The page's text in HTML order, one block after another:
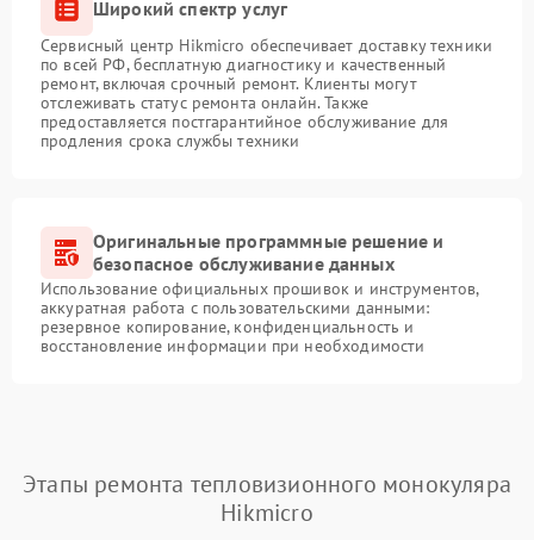
Широкий спектр услуг
Сервисный центр Hikmicro обеспечивает доставку техники
по всей РФ, бесплатную диагностику и качественный
ремонт, включая срочный ремонт. Клиенты могут
отслеживать статус ремонта онлайн. Также
предоставляется постгарантийное обслуживание для
продления срока службы техники
Оригинальные программные решение и
безопасное обслуживание данных
Использование официальных прошивок и инструментов,
аккуратная работа с пользовательскими данными:
резервное копирование, конфиденциальность и
восстановление информации при необходимости
Этапы ремонта тепловизионного монокуляра
Hikmicro